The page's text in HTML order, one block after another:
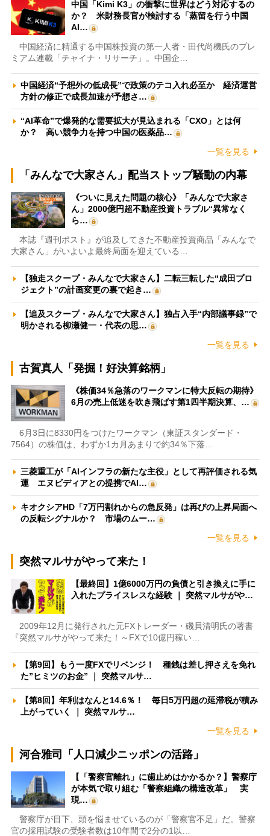
中国「Kimi K3」の衝撃に世界はどう対応するの
か？ 米財務長官が検討する「蒸留を行う中国
AI…
中国経済に精通する中国株投資の第一人者・田代尚機氏のプレ
ミアム連載「チャイナ・リサーチ」。中国企…
中国経済“予想外の低成長”で政策のテコ入れ必至か 経済運営
方針の修正で成長加速が予想さ…
“AI革命”で爆発的な需要拡大が見込まれる「CXO」とは何
か？ 高い競争力を持つ中国の医薬品…
一覧を見る
「みんなで大家さん」配当ストップ騒動の内幕
《ついに見えた問題の核心》「みんなで大家さ
ん」2000億円超不動産投資トラブル“異常なく
ら…
本誌『週刊ポスト』が追及してきた不動産投資商品「みんなで
大家さん」がいよいよ最終局面を迎えている…
【独走スクープ・みんなで大家さん】二転三転した“成田プロ
ジェクト”の計画変更の裏で起き…
【追及スクープ・みんなで大家さん】独占入手“内部議事録”で
明かされる柳瀬健一・代表の思…
一覧を見る
古賀真人「発掘！好決算銘柄」
《株価34％急落のワークマンに特大反転の期待》
6月の売上低迷を吹き飛ばす第1四半期決算、…
6月3日に8330円をつけたワークマン（東証スタンダード・
7564）の株価は、わずか1カ月あまりで約34％下落…
三菱重工が「AIインフラの新たな主役」として再評価される気
運 エヌビディアとの提携でAI…
キオクシアHD「7万円割れからの急反発」は再びの上昇局面へ
の反転シグナルか？ 市場のムー…
一覧を見る
突然マルサがやって来た！
【最終回】1億6000万円の負債と引き換えに手に
入れたプライスレスな経験 ｜ 突然マルサがや…
2009年12月に発行された元FXトレーダー・磯貝清明氏の著書
『突然マルサがやって来た！～FXで10億円稼い…
【第9回】もう一度FXでリベンジ！ 種銭は差し押さえを免れ
た”ヒミツのお金” ｜ 突然マルサ…
【第8回】年利はなんと14.6％！ 毎日5万円超の延滞税が積み
上がっていく ｜ 突然マルサ…
一覧を見る
河合雅司「人口減少ニッポンの活路」
【「警察官離れ」に歯止めはかかるか？】警察庁
が本気で取り組む「警察組織の構造改革」 実
現…
警察庁が目下、頭を悩ませているのが「警察官不足」だ。警察
官の採用試験の受験者数は10年間で2分の1以…